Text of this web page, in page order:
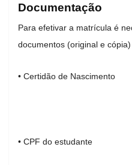
Documentação
Para efetivar a matrícula é
documentos (original e
• Certidão de Nascimento
• CPF do estudante